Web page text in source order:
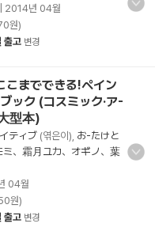
2014년 04월
원)
출고 변경
までできる!ペイン
ック (コスミック·ア-
型本)
ティブ (엮은이), お-たけと
、霜月ユカ、オギノ、葉
04월
원)
출고 변경